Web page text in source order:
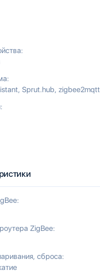
Sprut.hub zigbee2mqtt
ZigBee:
сброса: